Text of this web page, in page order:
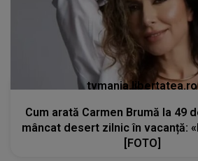
tvmania.libertatea.ro
Cum arată Carmen Brumă la 49
mâncat desert zilnic în vacanță:
[FOTO]